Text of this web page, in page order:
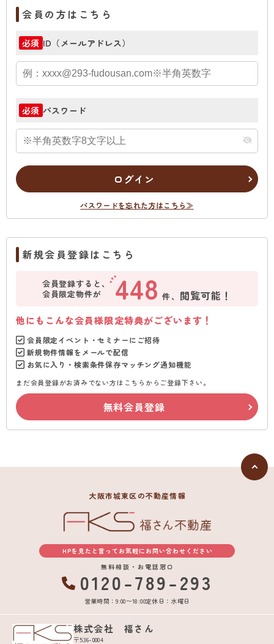
会員の方はこちら
必須 ID（メールアドレス）
必須 パスワード
ログイン
パスワードを忘れた方はこちら≫
新規会員登録はこちら
会員登録すると、
会員限定物件が
448 件、 閲覧可能！
他にもこんな会員様限定特典がございます！
会員限定イベント・セミナーにご招待
新規物件情報をメールで配信
お気に入り・検索条件保存マッチング通知機能
まだ会員登録がお済みでない方はこちらからご登録下さい。
無料会員登録
大阪市城東区の不動産情報
HPを見たと言ってお気軽にお問い合わせください
無料相談・お電話窓口
0120-789-293
営業時間：9:00〜18:00定休日：水曜日
株式会社 福さん
〒536-0004